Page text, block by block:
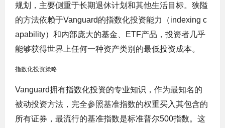
规划，主要侧重于长期退休计划和其他生活目标。 狭隘
的方法依赖于Vanguard的指数化投资能力（indexing c
apability）和内部庞大的基金、ETF产品，投资者几乎
能够获得世界上任何一种资产类别的最低投资成本。
指数化投资策略
Vanguard拥有指数化投资的专业知识，作为最知名的
被动投资方法，完全参照基准指数的权重买入其包含的
所有证券，最流行的基准指数是标准普尔500指数。这